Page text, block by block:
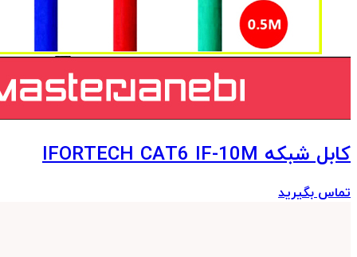
کابل شبکه IFORTECH CAT6 IF-10M
تماس بگیرید